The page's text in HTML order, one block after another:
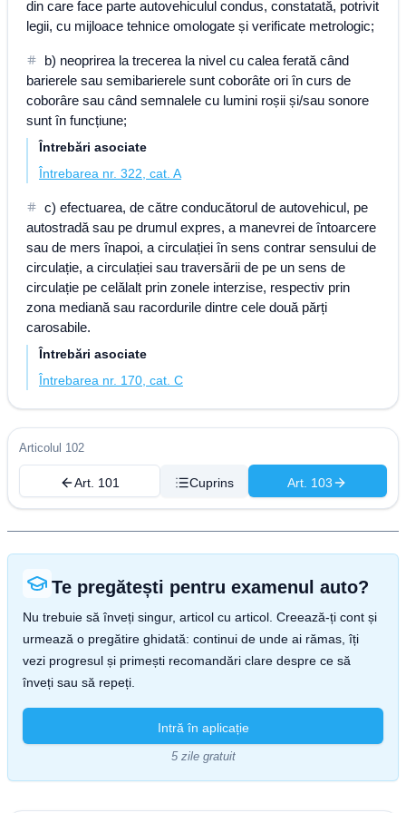
din care face parte autovehiculul condus, constatată, potrivit
legii, cu mijloace tehnice omologate și verificate metrologic;
b) neoprirea la trecerea la nivel cu calea ferată când
barierele sau semibarierele sunt coborâte ori în curs de
coborâre sau când semnalele cu lumini roșii și/sau sonore
sunt în funcțiune;
Întrebări asociate
Întrebarea nr. 322, cat. A
c) efectuarea, de către conducătorul de autovehicul, pe
autostradă sau pe drumul expres, a manevrei de întoarcere
sau de mers înapoi, a circulației în sens contrar sensului de
circulație, a circulației sau traversării de pe un sens de
circulație pe celălalt prin zonele interzise, respectiv prin
zona mediană sau racordurile dintre cele două părți
carosabile.
Întrebări asociate
Întrebarea nr. 170, cat. C
Articolul 102
Art. 101 Cuprins Art. 103
Te pregătești pentru examenul auto?
Nu trebuie să înveți singur, articol cu articol. Creează-ți cont și
urmează o pregătire ghidată: continui de unde ai rămas, îți
vezi progresul și primești recomandări clare despre ce să
înveți sau să repeți.
Intră în aplicație
5 zile gratuit